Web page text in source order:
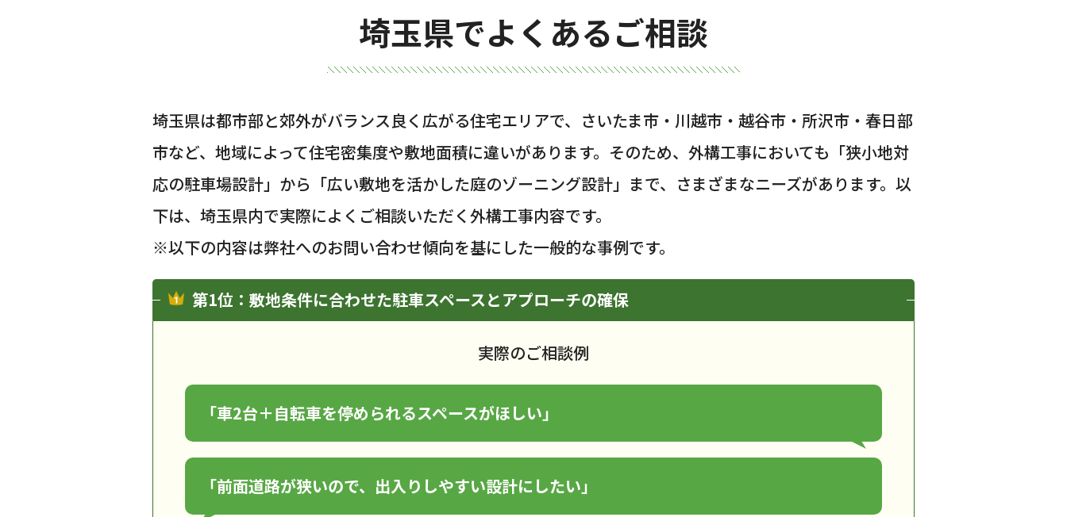
埼玉県でよくあるご相談
埼玉県は都市部と郊外がバランス良く広がる住宅エリアで、さいたま市・川越市・越谷市・所沢市・春日部
市など、地域によって住宅密集度や敷地面積に違いがあります。そのため、外構工事においても「狭小地対
応の駐車場設計」から「広い敷地を活かした庭のゾーニング設計」まで、さまざまなニーズがあります。以
下は、埼玉県内で実際によくご相談いただく外構工事内容です。
※以下の内容は弊社へのお問い合わせ傾向を基にした一般的な事例です。
第1位：敷地条件に合わせた駐車スペースとアプローチの確保
実際のご相談例
「車2台＋自転車を停められるスペースがほしい」
「前面道路が狭いので、出入りしやすい設計にしたい」